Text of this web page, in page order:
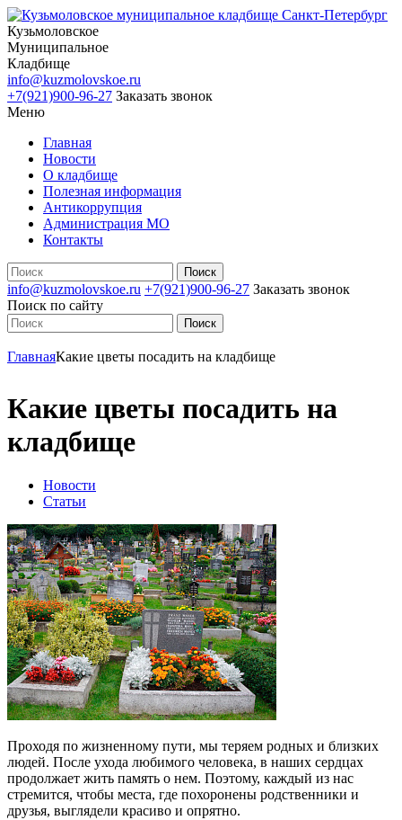
Кузьмоловское
Муниципальное
Кладбище
info@kuzmolovskoe.ru
+7(921)900-96-27 Заказать звонок
Меню
Главная
Новости
О кладбище
Полезная информация
Антикоррупция
Администрация МО
Контакты
info@kuzmolovskoe.ru +7(921)900-96-27 Заказать звонок
Поиск по сайту
ГлавнаяКакие цветы посадить на кладбище
Какие цветы посадить на
кладбище
Новости
Статьи
Проходя по жизненному пути, мы теряем родных и близких
людей. После ухода любимого человека, в наших сердцах
продолжает жить память о нем. Поэтому, каждый из нас
стремится, чтобы места, где похоронены родственники и
друзья, выглядели красиво и опрятно.